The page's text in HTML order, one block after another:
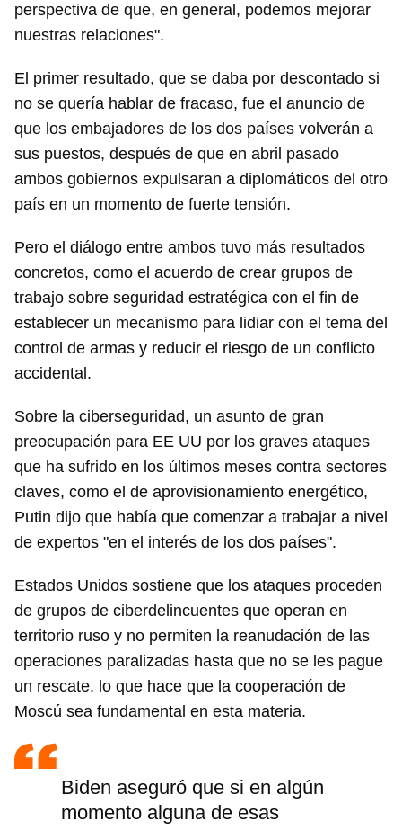
perspectiva de que, en general, podemos mejorar
nuestras relaciones".
El primer resultado, que se daba por descontado si
no se quería hablar de fracaso, fue el anuncio de
que los embajadores de los dos países volverán a
sus puestos, después de que en abril pasado
ambos gobiernos expulsaran a diplomáticos del otro
país en un momento de fuerte tensión.
Pero el diálogo entre ambos tuvo más resultados
concretos, como el acuerdo de crear grupos de
trabajo sobre seguridad estratégica con el fin de
establecer un mecanismo para lidiar con el tema del
control de armas y reducir el riesgo de un conflicto
accidental.
Sobre la ciberseguridad, un asunto de gran
preocupación para EE UU por los graves ataques
que ha sufrido en los últimos meses contra sectores
claves, como el de aprovisionamiento energético,
Putin dijo que había que comenzar a trabajar a nivel
de expertos "en el interés de los dos países".
Estados Unidos sostiene que los ataques proceden
de grupos de ciberdelincuentes que operan en
territorio ruso y no permiten la reanudación de las
operaciones paralizadas hasta que no se les pague
un rescate, lo que hace que la cooperación de
Moscú sea fundamental en esta materia.
Biden aseguró que si en algún
momento alguna de esas